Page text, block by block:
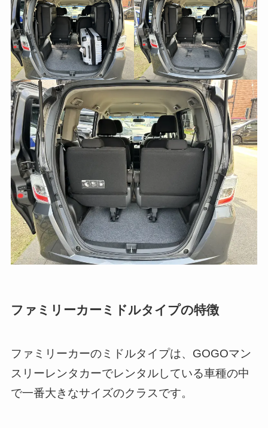
ファミリーカーミドルタイプの特徴
ファミリーカーのミドルタイプは、GOGOマン
スリーレンタカーでレンタルしている車種の中
で一番大きなサイズのクラスです。